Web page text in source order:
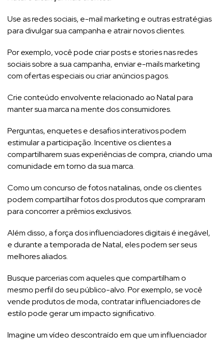
Use as redes sociais, e-mail marketing e outras estratégias
para divulgar sua campanha e atrair novos clientes.
Por exemplo, você pode criar posts e stories nas redes
sociais sobre a sua campanha, enviar e-mails marketing
com ofertas especiais ou criar anúncios pagos.
Crie conteúdo envolvente relacionado ao Natal para
manter sua marca na mente dos consumidores.
Perguntas, enquetes e desafios interativos podem
estimular a participação. Incentive os clientes a
compartilharem suas experiências de compra, criando uma
comunidade em torno da sua marca.
Como um concurso de fotos natalinas, onde os clientes
podem compartilhar fotos dos produtos que compraram
para concorrer a prêmios exclusivos.
Além disso, a força dos influenciadores digitais é inegável,
e durante a temporada de Natal, eles podem ser seus
melhores aliados.
Busque parcerias com aqueles que compartilham o
mesmo perfil do seu público-alvo. Por exemplo, se você
vende produtos de moda, contratar influenciadores de
estilo pode gerar um impacto significativo.
Imagine um vídeo descontraído em que um influenciador